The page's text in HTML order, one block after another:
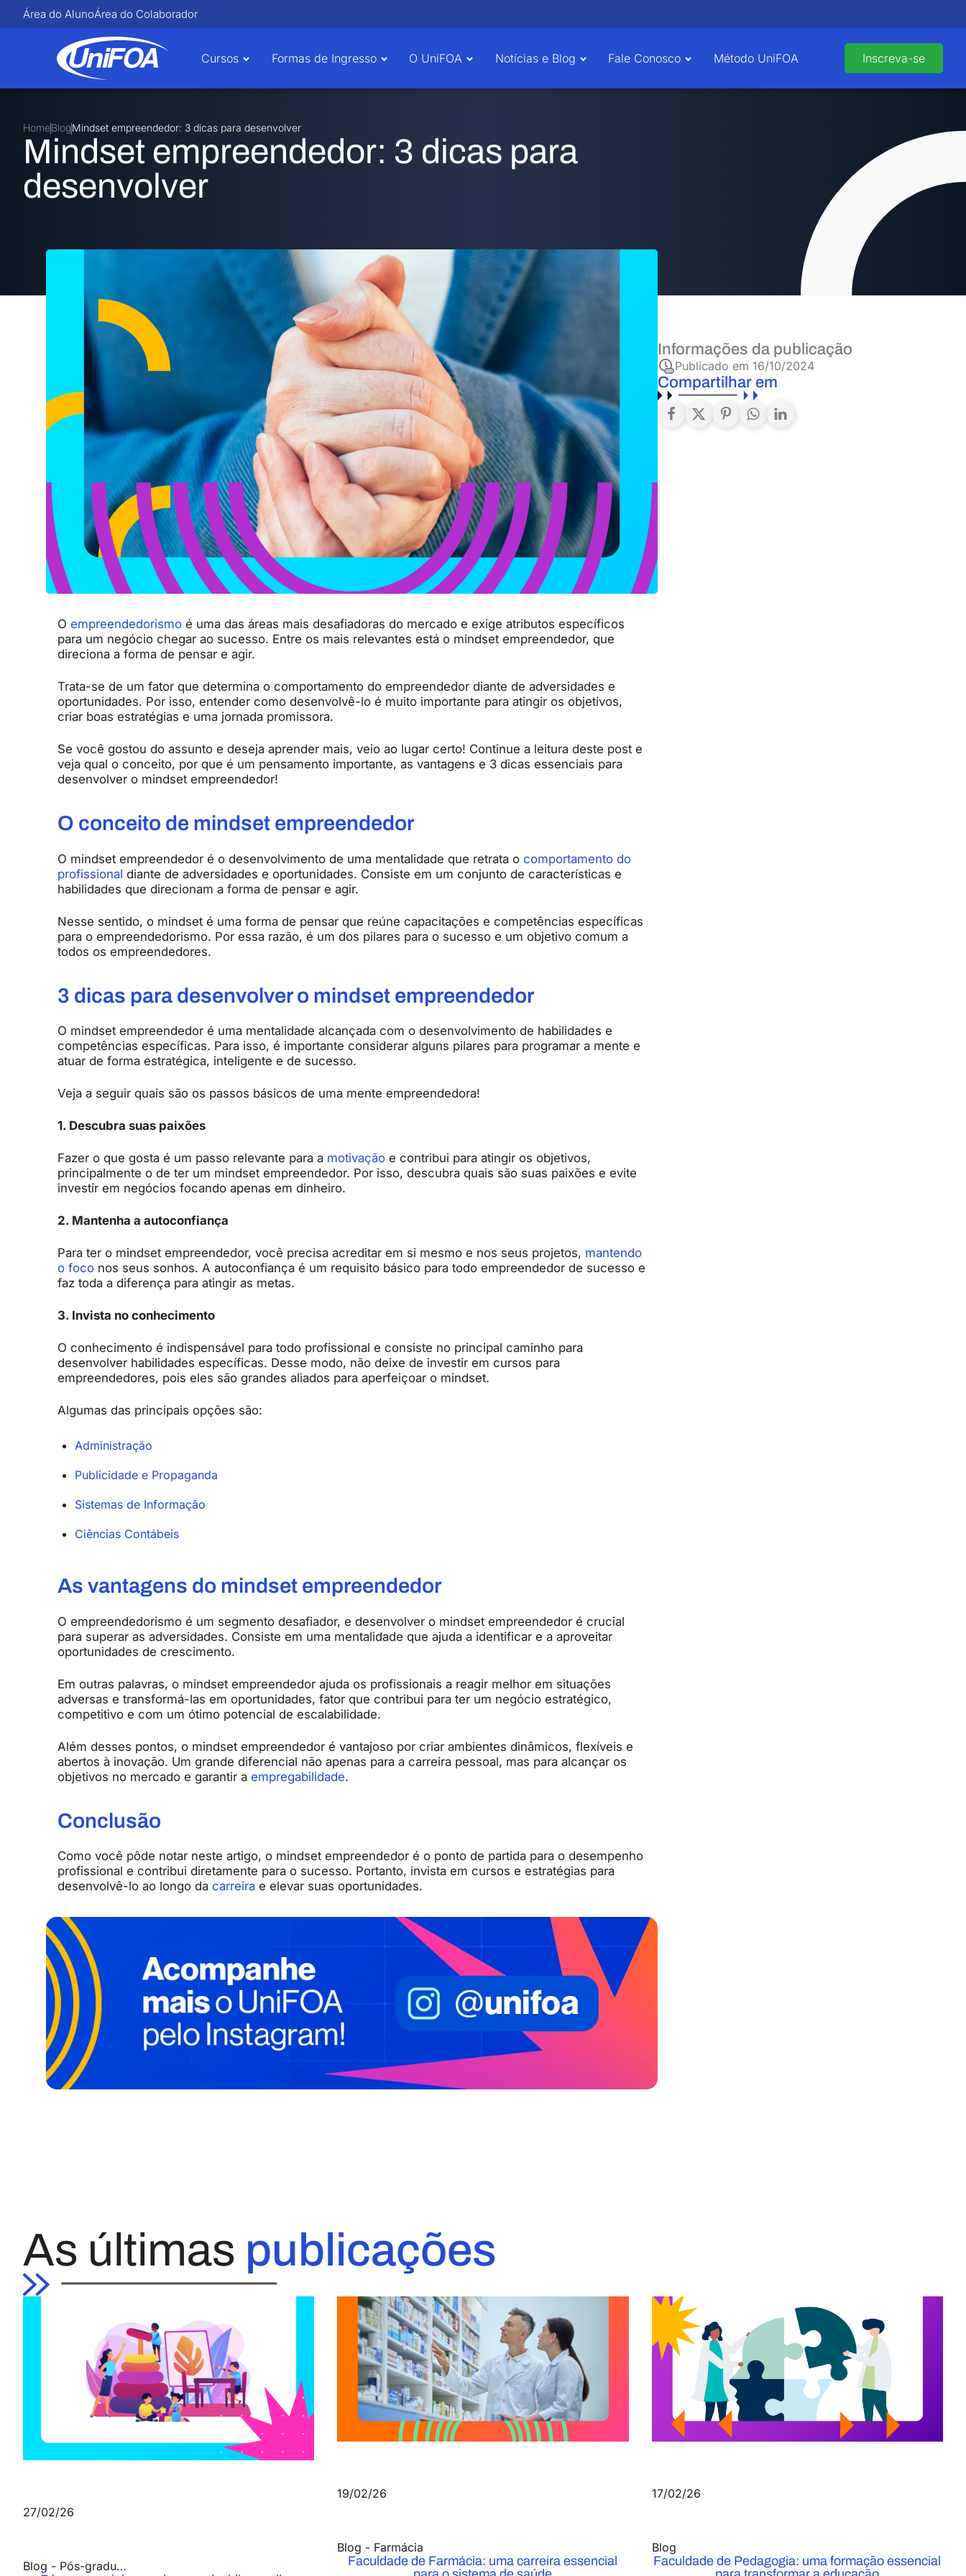
Área do AlunoÁrea do Colaborador
Cursos Formas de Ingresso O UniFOA Notícias e Blog Fale Conosco Método UniFOA Inscreva-se
HomeBlogMindset empreendedor: 3 dicas para desenvolver
Mindset empreendedor: 3 dicas para
desenvolver
O empreendedorismo é uma das áreas mais desafiadoras do mercado e exige atributos específicos
para um negócio chegar ao sucesso. Entre os mais relevantes está o mindset empreendedor, que
direciona a forma de pensar e agir.
Trata-se de um fator que determina o comportamento do empreendedor diante de adversidades e
oportunidades. Por isso, entender como desenvolvê-lo é muito importante para atingir os objetivos,
criar boas estratégias e uma jornada promissora.
Se você gostou do assunto e deseja aprender mais, veio ao lugar certo! Continue a leitura deste post e
veja qual o conceito, por que é um pensamento importante, as vantagens e 3 dicas essenciais para
desenvolver o mindset empreendedor!
O conceito de mindset empreendedor
O mindset empreendedor é o desenvolvimento de uma mentalidade que retrata o comportamento do
profissional diante de adversidades e oportunidades. Consiste em um conjunto de características e
habilidades que direcionam a forma de pensar e agir.
Nesse sentido, o mindset é uma forma de pensar que reúne capacitações e competências específicas
para o empreendedorismo. Por essa razão, é um dos pilares para o sucesso e um objetivo comum a
todos os empreendedores.
3 dicas para desenvolver o mindset empreendedor
O mindset empreendedor é uma mentalidade alcançada com o desenvolvimento de habilidades e
competências específicas. Para isso, é importante considerar alguns pilares para programar a mente e
atuar de forma estratégica, inteligente e de sucesso.
Veja a seguir quais são os passos básicos de uma mente empreendedora!
1. Descubra suas paixões
Fazer o que gosta é um passo relevante para a motivação e contribui para atingir os objetivos,
principalmente o de ter um mindset empreendedor. Por isso, descubra quais são suas paixões e evite
investir em negócios focando apenas em dinheiro.
2. Mantenha a autoconfiança
Para ter o mindset empreendedor, você precisa acreditar em si mesmo e nos seus projetos, mantendo
o foco nos seus sonhos. A autoconfiança é um requisito básico para todo empreendedor de sucesso e
faz toda a diferença para atingir as metas.
3. Invista no conhecimento
O conhecimento é indispensável para todo profissional e consiste no principal caminho para
desenvolver habilidades específicas. Desse modo, não deixe de investir em cursos para
empreendedores, pois eles são grandes aliados para aperfeiçoar o mindset.
Algumas das principais opções são:
Administração
Publicidade e Propaganda
Sistemas de Informação
Ciências Contábeis
As vantagens do mindset empreendedor
O empreendedorismo é um segmento desafiador, e desenvolver o mindset empreendedor é crucial
para superar as adversidades. Consiste em uma mentalidade que ajuda a identificar e a aproveitar
oportunidades de crescimento.
Em outras palavras, o mindset empreendedor ajuda os profissionais a reagir melhor em situações
adversas e transformá-las em oportunidades, fator que contribui para ter um negócio estratégico,
competitivo e com um ótimo potencial de escalabilidade.
Além desses pontos, o mindset empreendedor é vantajoso por criar ambientes dinâmicos, flexíveis e
abertos à inovação. Um grande diferencial não apenas para a carreira pessoal, mas para alcançar os
objetivos no mercado e garantir a empregabilidade.
Conclusão
Como você pôde notar neste artigo, o mindset empreendedor é o ponto de partida para o desempenho
profissional e contribui diretamente para o sucesso. Portanto, invista em cursos e estratégias para
desenvolvê-lo ao longo da carreira e elevar suas oportunidades.
Informações da publicação
Publicado em16/10/2024
Compartilhar em
As últimas publicações
27/02/26
Blog - Pós-graduação
19/02/26
Blog - Farmácia
Faculdade de Farmácia: uma carreira essencial
17/02/26
Blog
Faculdade de Pedagogia: uma formação essencial